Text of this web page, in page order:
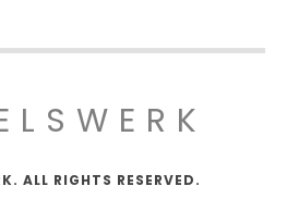
ALL RIGHTS RESERVED.